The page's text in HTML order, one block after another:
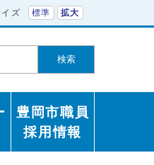
ズ 標準 拡大
検索
豊岡市職員
採用情報